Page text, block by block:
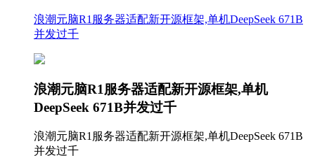
浪潮元脑R1服务器适配新开源框架,单机DeepSeek 671B
并发过千
浪潮元脑R1服务器适配新开源框架,单机
DeepSeek 671B并发过千
浪潮元脑R1服务器适配新开源框架,单机DeepSeek 671B
并发过千